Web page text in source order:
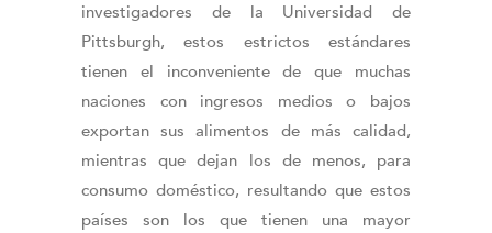
investigadores de la Universidad de
Pittsburgh, estos estrictos estándares
tienen el inconveniente de que muchas
naciones con ingresos medios o bajos
exportan sus alimentos de más calidad,
mientras que dejan los de menos, para
consumo doméstico, resultando que estos
países son los que tienen una mayor